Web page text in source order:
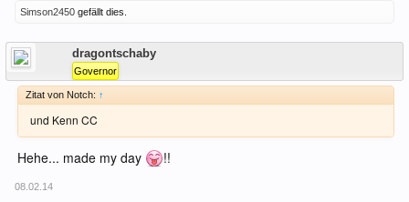
Simson2450 gefällt dies.
dragontschaby
Governor
Zitat von Notch: ↑
und Kenn CC
Hehe... made my day !!
08.02.14